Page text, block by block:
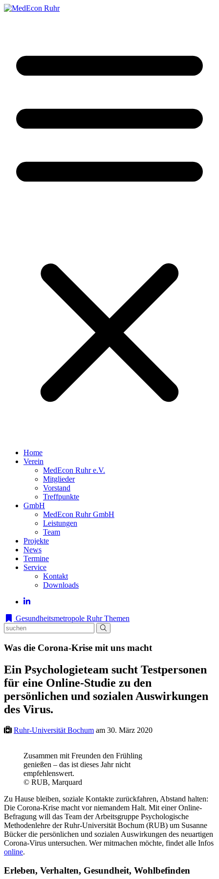
Home
Verein
MedEcon Ruhr e.V.
Mitglieder
Vorstand
Treffpunkte
GmbH
MedEcon Ruhr GmbH
Leistungen
Team
Projekte
News
Termine
Service
Kontakt
Downloads
Gesundheitsmetropole Ruhr Themen
Was die Corona-Krise mit uns macht
Ein Psychologieteam sucht Testpersonen
für eine Online-Studie zu den
persönlichen und sozialen Auswirkungen
des Virus.
Ruhr-Universität Bochum am 30. März 2020
Zusammen mit Freunden den Frühling
genießen – das ist dieses Jahr nicht
empfehlenswert.
© RUB, Marquard
Zu Hause bleiben, soziale Kontakte zurückfahren, Abstand halten:
Die Corona-Krise macht vor niemandem Halt. Mit einer Online-
Befragung will das Team der Arbeitsgruppe Psychologische
Methodenlehre der Ruhr-Universität Bochum (RUB) um Susanne
Bücker die persönlichen und sozialen Auswirkungen des neuartigen
Corona-Virus untersuchen. Wer mitmachen möchte, findet alle Infos
online.
Erleben, Verhalten, Gesundheit, Wohlbefinden